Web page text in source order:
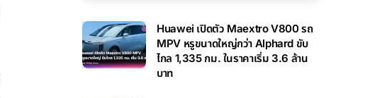
Huawei เปิดตัว Maextro V800 รถ
MPV หรูขนาดใหญ่กว่า Alphard ขับ
ไกล 1,335 กม. ในราคาเริ่ม 3.6 ล้าน
บาท